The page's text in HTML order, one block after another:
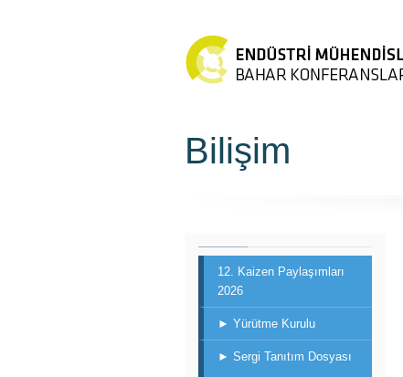
Bilişim
12. Kaizen Paylaşımları
2026
► Yürütme Kurulu
► Sergi Tanıtım Dosyası